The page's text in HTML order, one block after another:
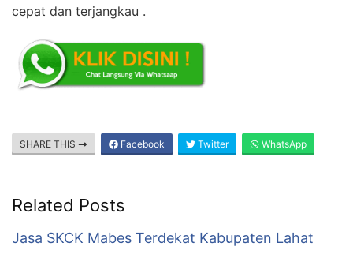
cepat dan terjangkau .
SHARE THIS Facebook Twitter WhatsApp
Related Posts
Jasa SKCK Mabes Terdekat Kabupaten Lahat